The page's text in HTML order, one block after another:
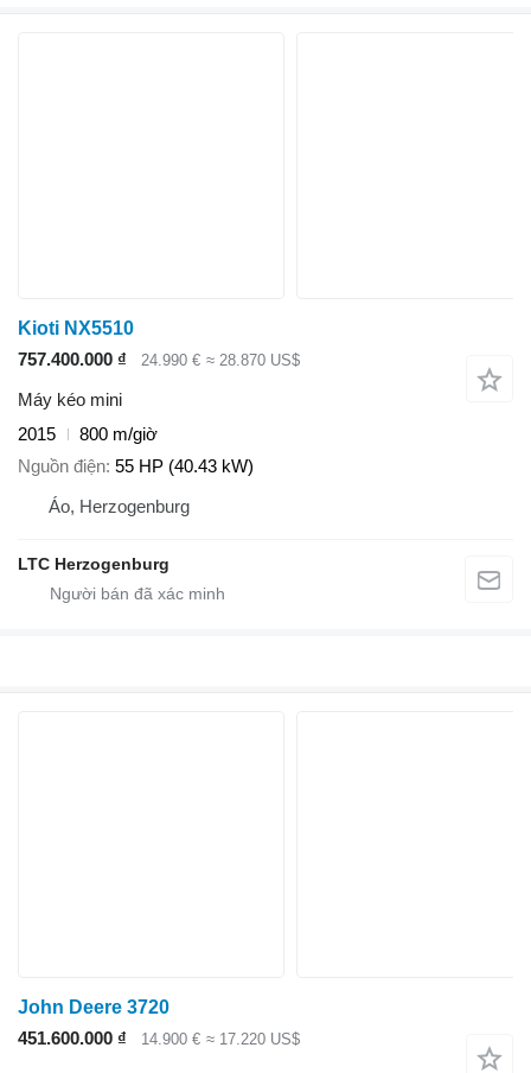
Kioti NX5510
757.400.000 ₫
24.990 € ≈ 28.870 US$
Máy kéo mini
2015
800 m/giờ
Nguồn điện 55 HP (40.43 kW)
Áo, Herzogenburg
LTC Herzogenburg
John Deere 3720
451.600.000 ₫
14.900 € ≈ 17.220 US$